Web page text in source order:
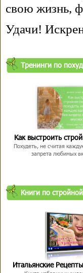
свою жизнь,
Удачи!
Тренинги по
Как выстроить
Похудеть, не считая
запрета любимых
Книги по
Итальянские